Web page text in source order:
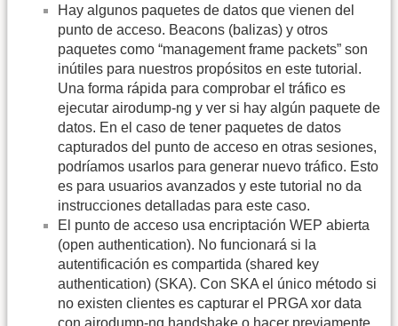
Hay algunos paquetes de datos que vienen del
punto de acceso. Beacons (balizas) y otros
paquetes como “management frame packets” son
inútiles para nuestros propósitos en este tutorial.
Una forma rápida para comprobar el tráfico es
ejecutar airodump-ng y ver si hay algún paquete de
datos. En el caso de tener paquetes de datos
capturados del punto de acceso en otras sesiones,
podríamos usarlos para generar nuevo tráfico. Esto
es para usuarios avanzados y este tutorial no da
instrucciones detalladas para este caso.
El punto de acceso usa encriptación WEP abierta
(open authentication). No funcionará si la
autentificación es compartida (shared key
authentication) (SKA). Con SKA el único método si
no existen clientes es capturar el PRGA xor data
con airodump-ng handshake o hacer previamente